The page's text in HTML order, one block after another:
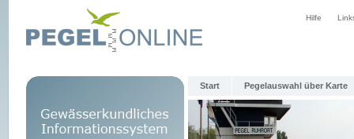
Hilfe
Start Pegelauswahl über Karte